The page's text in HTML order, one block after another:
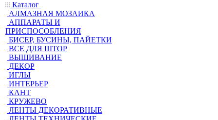
Каталог
АЛМАЗНАЯ МОЗАИКА
АППАРАТЫ И
ПРИСПОСОБЛЕНИЯ
БИСЕР, БУСИНЫ, ПАЙЕТКИ
ВСЕ ДЛЯ ШТОР
ВЫШИВАНИЕ
ДЕКОР
ИГЛЫ
ИНТЕРЬЕР
КАНТ
КРУЖЕВО
ЛЕНТЫ ДЕКОРАТИВНЫЕ